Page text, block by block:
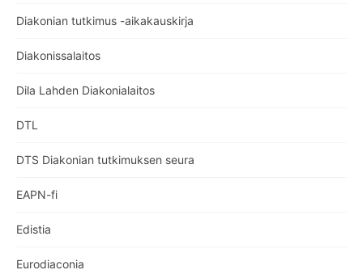
Diakonian tutkimus -aikakauskirja
Diakonissalaitos
Dila Lahden Diakonialaitos
DTL
DTS Diakonian tutkimuksen seura
EAPN-fi
Edistia
Eurodiaconia